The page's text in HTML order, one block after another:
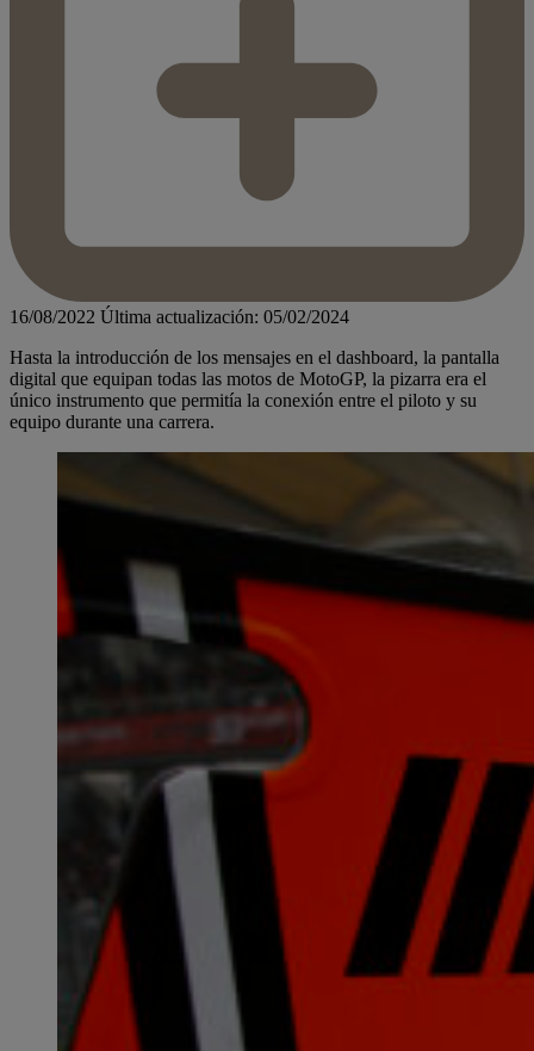
16/08/2022 Última actualización: 05/02/2024
Hasta la introducción de los mensajes en el dashboard, la pantalla
digital que equipan todas las motos de MotoGP, la pizarra era el
único instrumento que permitía la conexión entre el piloto y su
equipo durante una carrera.